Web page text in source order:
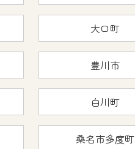
大口町
豊川市
白川町
桑名市多度町